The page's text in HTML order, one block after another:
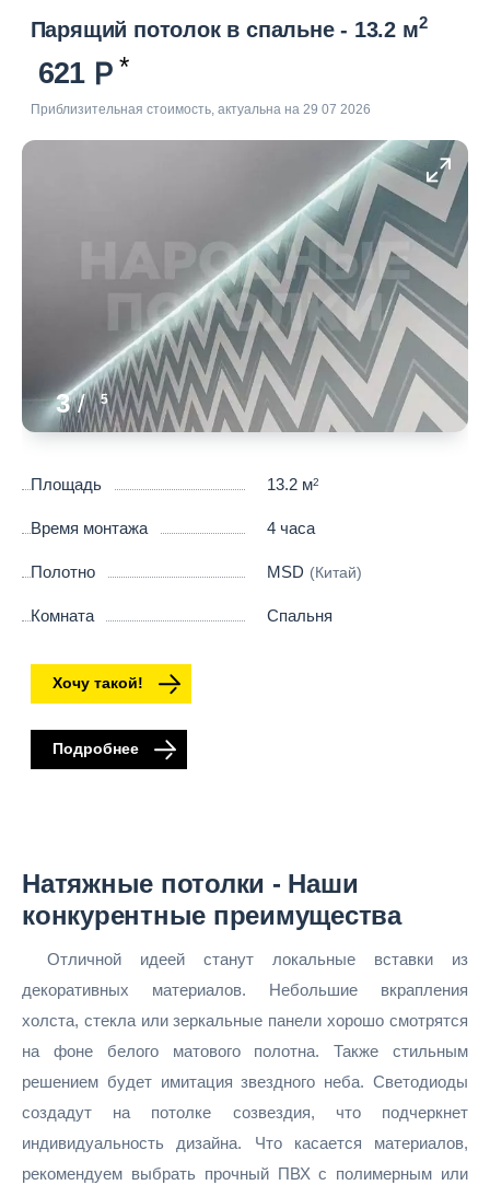
Парящий потолок в спальне - 13.2 м2
621
Приблизительная стоимость, актуальна на 29 07 2026
3/ 5
Площадь 13.2 м2
Время монтажа 4 часа
Полотно MSD (Китай)
Комната Спальня
Хочу такой!
Подробнее
Натяжные потолки - Наши
конкурентные преимущества
Отличной идеей станут локальные вставки из
декоративных материалов. Небольшие вкрапления
холста, стекла или зеркальные панели хорошо смотрятся
на фоне белого матового полотна. Также стильным
решением будет имитация звездного неба. Светодиоды
создадут на потолке созвездия, что подчеркнет
индивидуальность дизайна. Что касается материалов,
рекомендуем выбрать прочный ПВХ с полимерным или